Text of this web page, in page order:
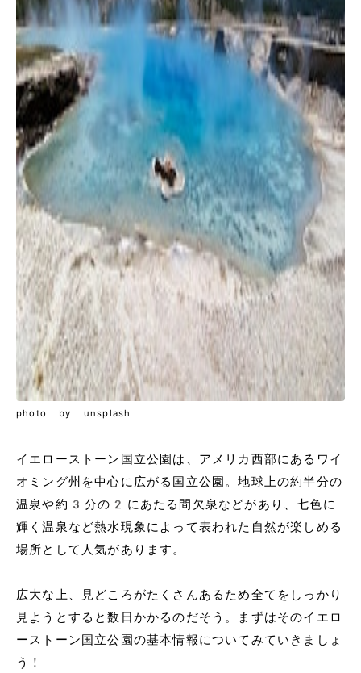
photo by unsplash
イエローストーン国立公園は、アメリカ西部にあるワイ
オミング州を中心に広がる国立公園。地球上の約半分の
温泉や約3分の2にあたる間欠泉などがあり、七色に
輝く温泉など熱水現象によって表われた自然が楽しめる
場所として人気があります。
広大な上、見どころがたくさんあるため全てをしっかり
見ようとすると数日かかるのだそう。まずはそのイエロ
ーストーン国立公園の基本情報についてみていきましょ
う！